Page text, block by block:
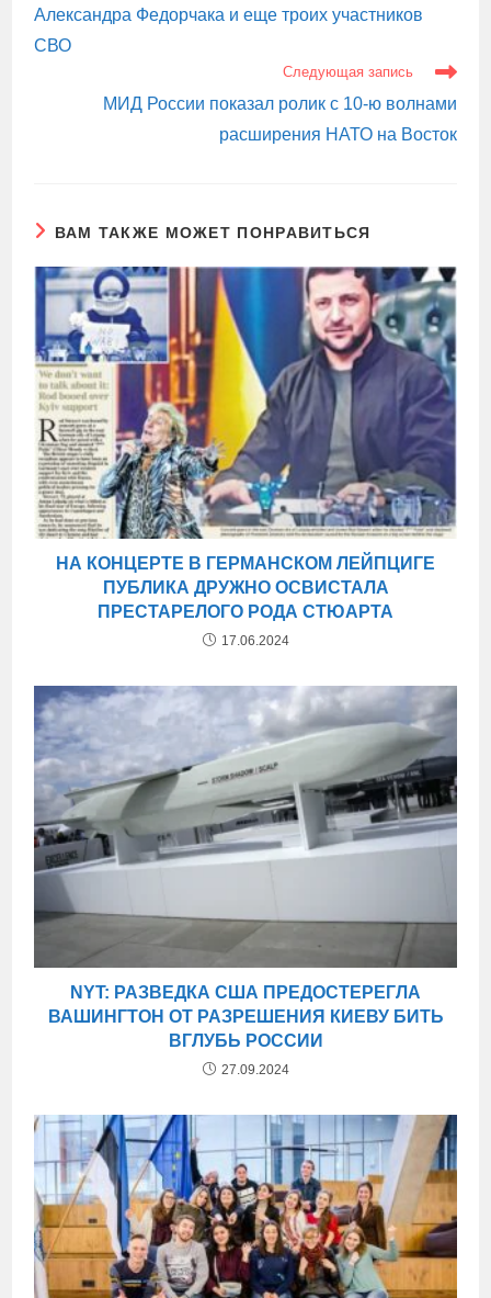
Александра Федорчака и еще троих участников
СВО
Следующая запись
МИД России показал ролик с 10-ю волнами
расширения НАТО на Восток
ВАМ ТАКЖЕ МОЖЕТ ПОНРАВИТЬСЯ
НА КОНЦЕРТЕ В ГЕРМАНСКОМ ЛЕЙПЦИГЕ
ПУБЛИКА ДРУЖНО ОСВИСТАЛА
ПРЕСТАРЕЛОГО РОДА СТЮАРТА
17.06.2024
NYT: РАЗВЕДКА США ПРЕДОСТЕРЕГЛА
ВАШИНГТОН ОТ РАЗРЕШЕНИЯ КИЕВУ БИТЬ
ВГЛУБЬ РОССИИ
27.09.2024